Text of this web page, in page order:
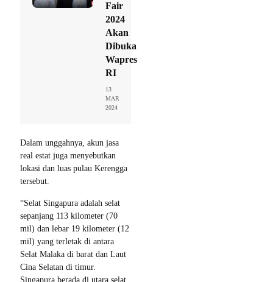
Fair
2024
Akan
Dibuka
Wapres
RI
13
MAR
2024
Dalam unggahnya, akun jasa
real estat juga menyebutkan
lokasi dan luas pulau Kerengga
tersebut.
“Selat Singapura adalah selat
sepanjang 113 kilometer (70
mil) dan lebar 19 kilometer (12
mil) yang terletak di antara
Selat Malaka di barat dan Laut
Cina Selatan di timur.
Singapura berada di utara selat,